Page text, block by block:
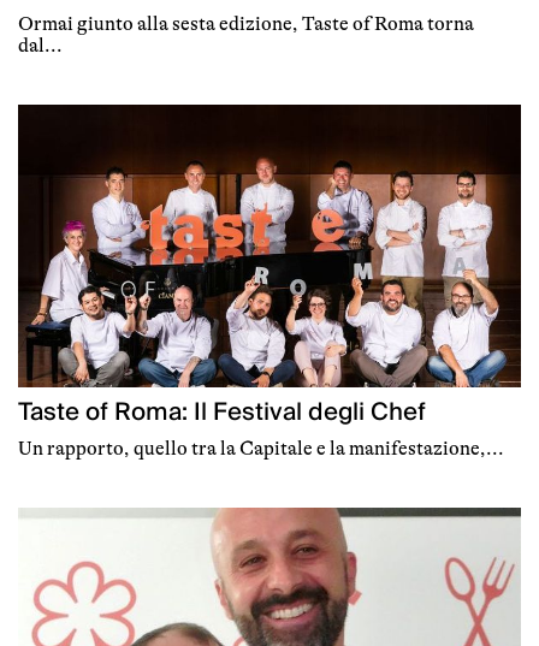
Ormai giunto alla sesta edizione, Taste of Roma torna
dal...
Taste of Roma: Il Festival degli Chef
Un rapporto, quello tra la Capitale e la manifestazione,...